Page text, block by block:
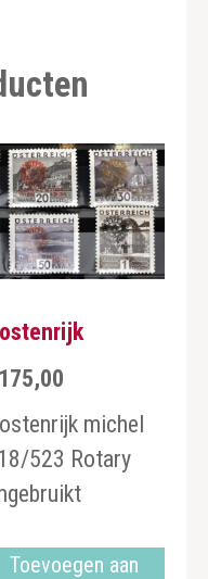
175,00
michel
523 Rotary
Toevoegen aan